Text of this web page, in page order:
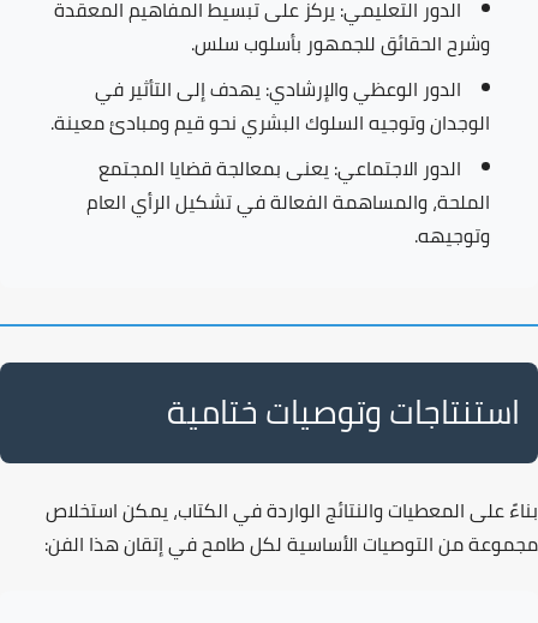
الدور التعليمي: يركز على تبسيط المفاهيم المعقدة
وشرح الحقائق للجمهور بأسلوب سلس.
الدور الوعظي والإرشادي: يهدف إلى التأثير في
الوجدان وتوجيه السلوك البشري نحو قيم ومبادئ معينة.
الدور الاجتماعي: يعنى بمعالجة قضايا المجتمع
الملحة، والمساهمة الفعالة في تشكيل الرأي العام
وتوجيهه.
استنتاجات وتوصيات ختامية
بناءً على المعطيات والنتائج الواردة في الكتاب، يمكن استخلاص
مجموعة من التوصيات الأساسية لكل طامح في إتقان هذا الفن: